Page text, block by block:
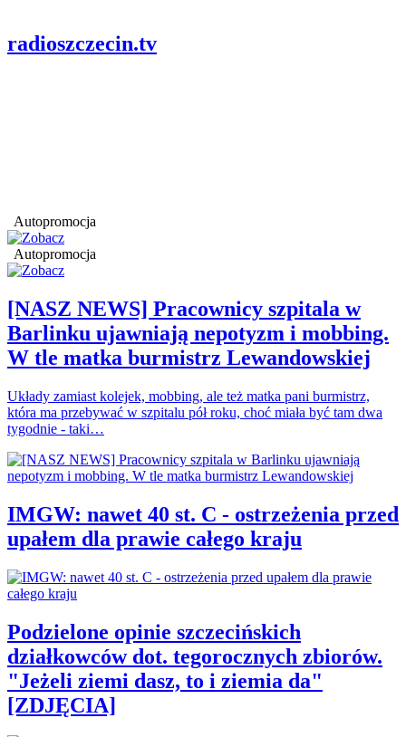
radioszczecin.tv
Autopromocja
Autopromocja
[NASZ NEWS] Pracownicy szpitala w
Barlinku ujawniają nepotyzm i mobbing.
W tle matka burmistrz Lewandowskiej
Układy zamiast kolejek, mobbing, ale też matka pani burmistrz,
która ma przebywać w szpitalu pół roku, choć miała być tam dwa
tygodnie - taki…
IMGW: nawet 40 st. C - ostrzeżenia przed
upałem dla prawie całego kraju
Podzielone opinie szczecińskich
działkowców dot. tegorocznych zbiorów.
"Jeżeli ziemi dasz, to i ziemia da"
[ZDJĘCIA]